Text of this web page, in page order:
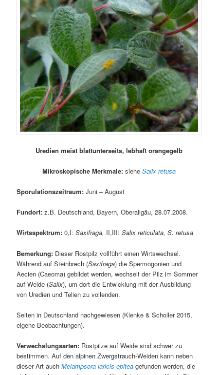
Uredien meist blattunterseits, lebhaft orangegelb
Mikroskopische Merkmale: siehe Salix retusa
Sporulationszeitraum: Juni – August
Fundort: z.B. Deutschland, Bayern, Oberallgäu, 28.07.2008.
Wirtsspektrum:0,I: Saxifraga, II,III: Salix reticulata, S. retusa
Bemerkung: Dieser Rostpilz vollführt einen Wirtswechsel.
Während auf Steinbrech (Saxifraga) die Spermogonien und
Aecien (Caeoma) gebildet werden, wechselt der Pilz im Sommer
auf Weide (Salix), um dort die Entwicklung mit der Ausbildung
von Uredien und Telien zu vollenden.
Selten in Deutschland nachgewiesen (Klenke & Scholler 2015,
eigene Beobachtungen).
Verwechslungsarten: Rostpilze auf Weide sind schwer zu
bestimmen. Auf den alpinen Zwergstrauch-Weiden kann neben
dieser Art auchMelampsora laricis-epitea gefunden werden, die